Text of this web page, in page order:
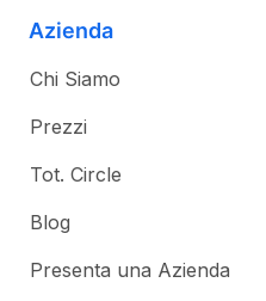
Azienda
Chi Siamo
Prezzi
Tot. Circle
Blog
Presenta una Azienda